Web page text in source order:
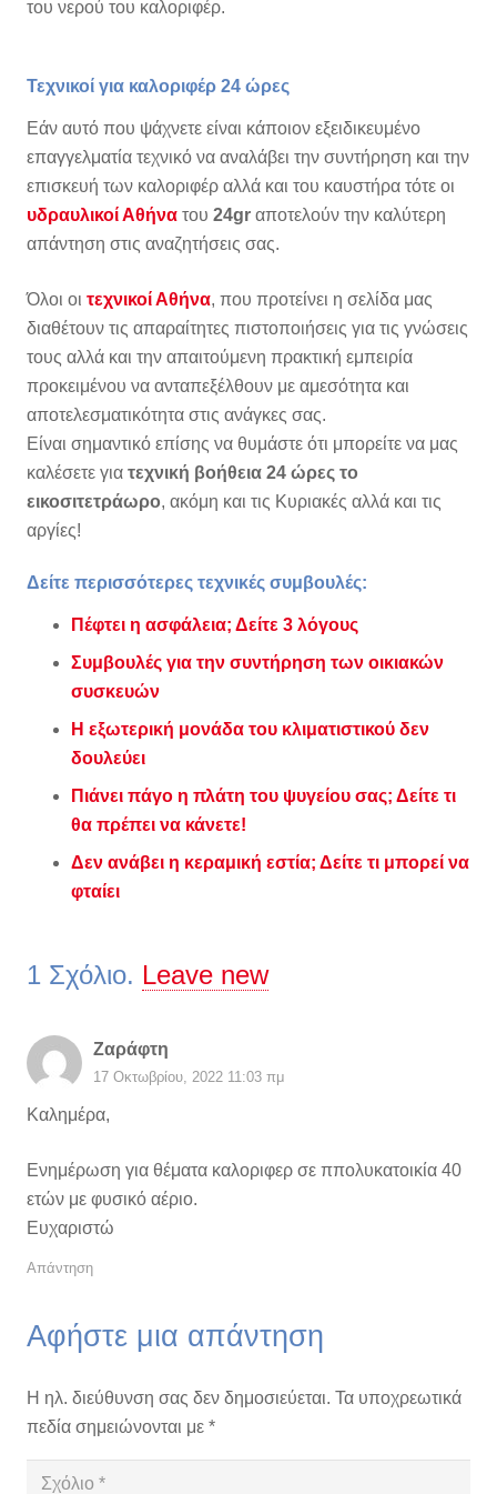
του νερού του καλοριφέρ.
Τεχνικοί για καλοριφέρ 24 ώρες
Εάν αυτό που ψάχνετε είναι κάποιον εξειδικευμένο
επαγγελματία τεχνικό να αναλάβει την συντήρηση και την
επισκευή των καλοριφέρ αλλά και του καυστήρα τότε οι
υδραυλικοί Αθήνα του 24gr αποτελούν την καλύτερη
απάντηση στις αναζητήσεις σας.
Όλοι οι τεχνικοί Αθήνα, που προτείνει η σελίδα μας
διαθέτουν τις απαραίτητες πιστοποιήσεις για τις γνώσεις
τους αλλά και την απαιτούμενη πρακτική εμπειρία
προκειμένου να ανταπεξέλθουν με αμεσότητα και
αποτελεσματικότητα στις ανάγκες σας.
Είναι σημαντικό επίσης να θυμάστε ότι μπορείτε να μας
καλέσετε για τεχνική βοήθεια 24 ώρες το
εικοσιτετράωρο, ακόμη και τις Κυριακές αλλά και τις
αργίες!
Δείτε περισσότερες τεχνικές συμβουλές:
Πέφτει η ασφάλεια; Δείτε 3 λόγους
Συμβουλές για την συντήρηση των οικιακών
συσκευών
Η εξωτερική μονάδα του κλιματιστικού δεν
δουλεύει
Πιάνει πάγο η πλάτη του ψυγείου σας; Δείτε τι
θα πρέπει να κάνετε!
Δεν ανάβει η κεραμική εστία; Δείτε τι μπορεί να
φταίει
1 Σχόλιο. Leave new
Ζαράφτη
17 Οκτωβρίου, 2022 11:03 πμ
Καλημέρα,
Ενημέρωση για θέματα καλοριφερ σε ππολυκατοικία 40
ετών με φυσικό αέριο.
Ευχαριστώ
Απάντηση
Αφήστε μια απάντηση
Η ηλ. διεύθυνση σας δεν δημοσιεύεται. Τα υποχρεωτικά
πεδία σημειώνονται με *